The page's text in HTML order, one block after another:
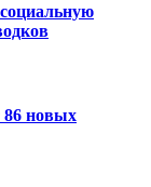
86 новых